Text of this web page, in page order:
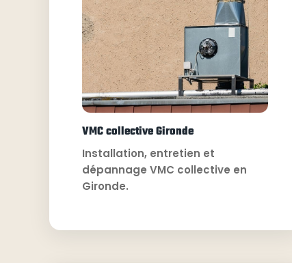
VMC collective Gironde
Installation, entretien et
dépannage VMC collective en
Gironde.